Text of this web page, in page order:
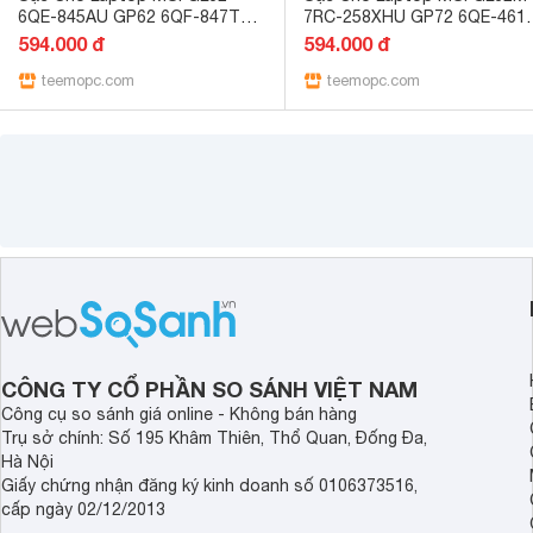
6QE-845AU GP62 6QF-847TW
PE60 6QE-491XCN WE62 7RJ-
TEEMO PC X44
594.000 đ
teemopc.com
7RC-258XHU GP72 6QE-
PE70 6QE-035US WE72 7RJ-
TEEMO PC X44
594.000 đ
teemopc.com
CÔNG TY CỔ PHẦN SO SÁNH VIỆT NAM
Công cụ so sánh giá online - Không bán hàng
Trụ sở chính: Số 195 Khâm Thiên, Thổ Quan, Đống Đa,
Hà Nội
Giấy chứng nhận đăng ký kinh doanh số 0106373516,
cấp ngày 02/12/2013